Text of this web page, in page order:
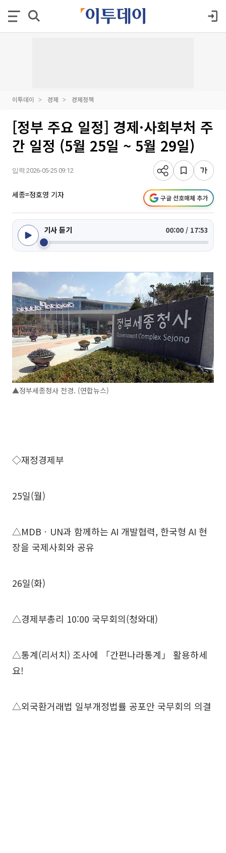
이투데이 경제 경제정책
[정부 주요 일정] 경제·사회부처 주
간 일정 (5월 25일 ~ 5월 29일)
입력 2026-05-25 09:12
세종=정호영 기자 구글 선호매체 추가
기사 듣기 00:00 / 17:53
▲정부세종청사 전경. (연합뉴스)
◇재정경제부
25일(월)
△MDBㆍUN과 함께하는 AI 개발협력, 한국형 AI 현
장을 국제사회와 공유
26일(화)
△경제부총리 10:00 국무회의(청와대)
△통계(리서치) 조사에 「간편나라통계」 활용하세
요!
△외국환거래법 일부개정법률 공포안 국무회의 의결